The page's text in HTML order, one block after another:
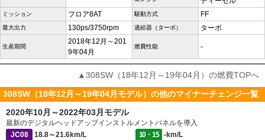
ミッション フロア8AT 駆動方式 FF
最大出力 130ps/3750rpm 過給器（ターボ） ターボ
生産期間
2018年12月～201
9年04月
燃費性能 -
▲308SW（18年12月～19年04月）の燃費TOPへ
308SW（18年12月～19年04月モデル）の他のマイナーチェンジ一覧
2020年10月～2022年03月モデル
最新のデジタルヘッドアップインストルメントパネルを導入
JC08
18.8～21.6km/L 10・15 -km/L